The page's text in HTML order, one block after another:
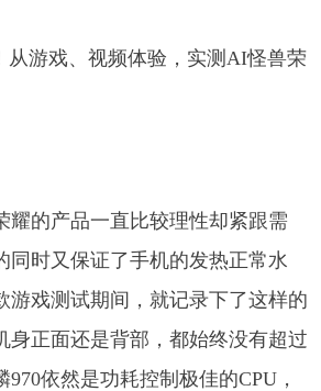
耀的产品一直比较理性却紧跟需
同时又保证了手机的发热正常水
游戏测试期间，就记录下了这样的
身正面还是背部，都始终没有超过
依然是功耗控制极佳的CPU，